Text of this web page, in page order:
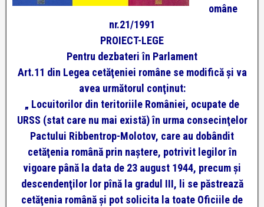
omâne
nr.21/1991
PROIECT-LEGE
Pentru dezbateri în Parlament
Art.11 din Legea cetăţeniei române se modifică şi va
avea următorul conţinut:
„ Locuitorilor din teritoriile României, ocupate de
URSS (stat care nu mai există) în urma consecinţelor
Pactului Ribbentrop-Molotov, care au dobândit
cetăţenia română prin naştere, potrivit legilor în
vigoare până la data de 23 august 1944, precum şi
descendenţilor lor pînă la gradul III, li se păstrează
cetăţenia română şi pot solicita la toate Oficiile de